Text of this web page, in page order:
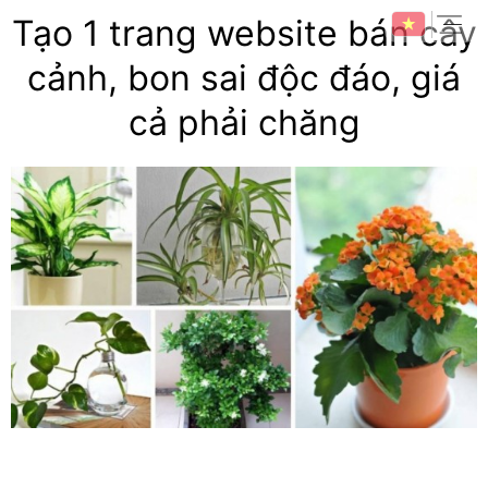
content
Tạo 1 trang website bán cây
cảnh, bon sai độc đáo, giá
cả phải chăng